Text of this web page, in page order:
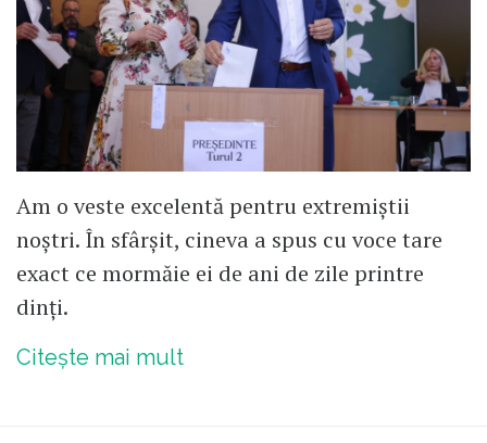
Am o veste excelentă pentru extremiștii
noștri. În sfârșit, cineva a spus cu voce tare
exact ce mormăie ei de ani de zile printre
dinți.
Citește mai mult